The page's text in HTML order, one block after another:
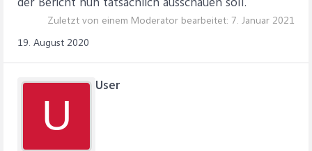
Zuletzt von einem Moderator bearbeitet: 7. Januar 2021
19. August 2020
U
User